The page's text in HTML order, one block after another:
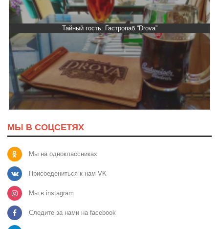
Тайный гость: Гастропаб “Drova”
МЫ В СОЦСЕТЯХ
Мы на одноклассниках
Присоедениться к нам VK
Мы в instagram
Следите за нами на facebook